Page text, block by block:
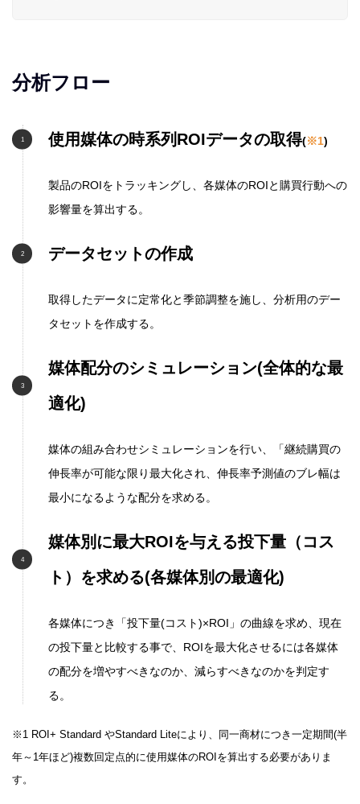
分析フロー
使用媒体の時系列ROIデータの取得(※1)
製品のROIをトラッキングし、各媒体のROIと購買行動への
影響量を算出する。
データセットの作成
取得したデータに定常化と季節調整を施し、分析用のデー
タセットを作成する。
媒体配分のシミュレーション(全体的な最
適化)
媒体の組み合わせシミュレーションを行い、「継続購買の
伸長率が可能な限り最大化され、伸長率予測値のブレ幅は
最小になるような配分を求める。
媒体別に最大ROIを与える投下量（コス
ト）を求める(各媒体別の最適化)
各媒体につき「投下量(コスト)×ROI」の曲線を求め、現在
の投下量と比較する事で、ROIを最大化させるには各媒体
の配分を増やすべきなのか、減らすべきなのかを判定す
る。
※1 ROI+ Standard やStandard Liteにより、同一商材につき一定期間(半
年～1年ほど)複数回定点的に使用媒体のROIを算出する必要がありま
す。